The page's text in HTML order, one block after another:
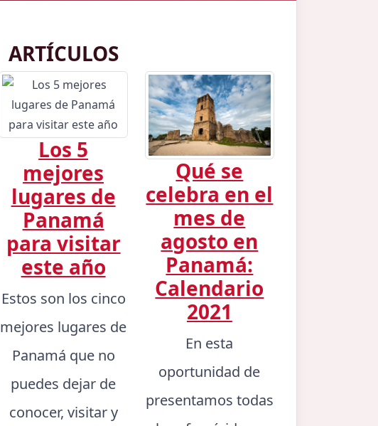
ARTÍCULOS
Los 5
mejores
lugares de
Panamá
para visitar
este año
Estos son los cinco
mejores lugares de
Panamá que no
puedes dejar de
conocer, visitar y
Qué se
celebra en el
mes de
agosto en
Panamá:
Calendario
2021
En esta
oportunidad de
presentamos todas